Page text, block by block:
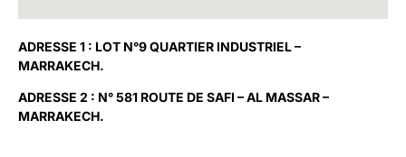
ADRESSE 1 : LOT N°9 QUARTIER INDUSTRIEL –
MARRAKECH.
ADRESSE 2 : N° 581 ROUTE DE SAFI – AL MASSAR –
MARRAKECH.